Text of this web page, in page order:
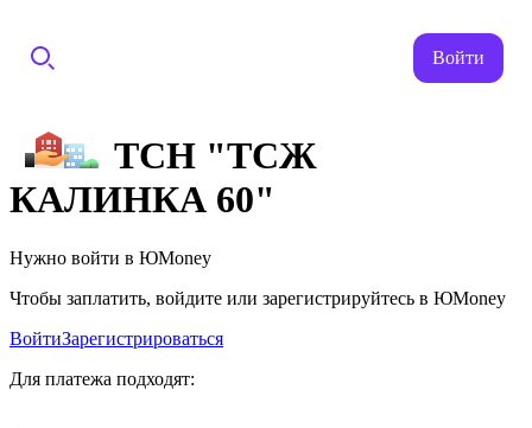
Войти
ТСН "ТСЖ
КАЛИНКА 60"
Нужно войти в ЮMoney
Чтобы заплатить, войдите или зарегистрируйтесь в ЮMoney
ВойтиЗарегистрироваться
Для платежа подходят: